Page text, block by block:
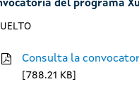
del programa
Consulta la
788.21 KB